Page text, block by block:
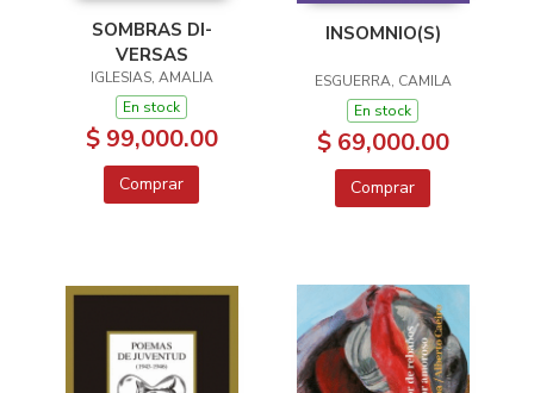
SOMBRAS DI-
VERSAS
IGLESIAS, AMALIA
En stock
$ 99,000.00
Comprar
INSOMNIO(S)
ESGUERRA, CAMILA
En stock
$ 69,000.00
Comprar